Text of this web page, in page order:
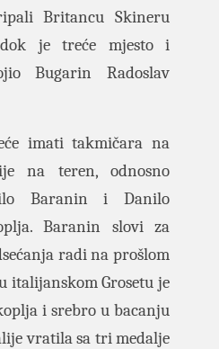
Britancu Skineru
je treće mjesto i
Bugarin Radoslav
imati takmičara na
na teren, odnosno
Baranin i Danilo
Baranin slovi za
radi na prošlom
italijanskom Grosetu je
i srebro u bacanju
vratila sa tri medalje